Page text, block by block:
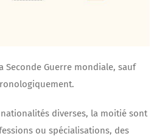
Seconde Guerre mondiale, sauf
diverses, la moitié sont
ou spécialisations, des